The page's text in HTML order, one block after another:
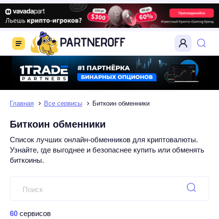
Главная Все сервисы Биткоин обменники
Биткоин обменники
Список лучших онлайн-обменников для криптовалюты.
Узнайте, где выгоднее и безопаснее купить или обменять
биткоины.
60 сервисов